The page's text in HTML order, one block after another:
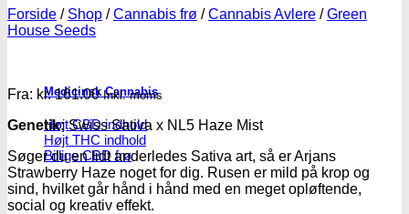
Medicinsk Cannabis
Højt CBD indhold
Højt THC indhold
Billige CBD frø
Forside / Shop / Cannabis frø / Cannabis Avlere / Green
House Seeds
Fra: kr.161.00 Inkl. moms
Genetik:Swiss Sativa x NL5 Haze Mist
Søger du en lidt anderledes Sativa art, så er Arjans
Strawberry Haze noget for dig. Rusen er mild på krop og
sind, hvilket går hånd i hånd med en meget opløftende,
social og kreativ effekt.